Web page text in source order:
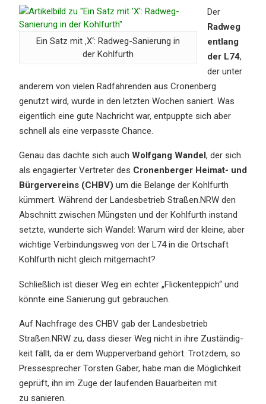
Ein Satz mit ‚X‘: Radweg-Sanie­rung in
der Kohlfurth
Der
Radweg
entlang
der L74,
der unter
anderem von vielen Radfah­ren­den aus Cronen­berg
genutzt wird, wurde in den letzten Wochen saniert. Was
eigent­lich eine gute Nachricht war, entpupp­te sich aber
schnell als eine verpass­te Chance.
Genau das dachte sich auch Wolfgang Wandel, der sich
als engagier­ter Vertre­ter des Cronen­ber­ger Heimat- und
Bürger­ver­eins (CHBV) um die Belan­ge der Kohlfurth
kümmert. Während der Landes­be­trieb Straßen.NRW den
Abschnitt zwischen Müngs­ten und der Kohlfurth instand
setzte, wunder­te sich Wandel: Warum wird der kleine, aber
wichti­ge Verbin­dungs­weg von der L74 in die Ortschaft
Kohlfurth nicht gleich mitgemacht?
Schließ­lich ist dieser Weg ein echter „Flicken­tep­pich“ und
könnte eine Sanie­rung gut gebrauchen.
Auf Nachfra­ge des CHBV gab der Landes­be­trieb
Straßen.NRW zu, dass dieser Weg nicht in ihre Zustän­dig­
keit fällt, da er dem Wupper­ver­band gehört. Trotz­dem, so
Presse­spre­cher Torsten Gaber, habe man die Möglich­keit
geprüft, ihn im Zuge der laufen­den Bauar­bei­ten mit
zu sanieren.